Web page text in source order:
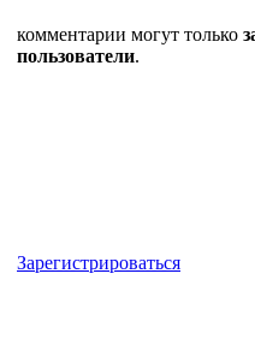
комментарии могут только
пользователи.
Зарегистрироваться